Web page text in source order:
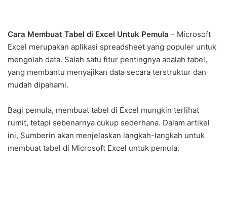
Cara Membuat Tabel di Excel Untuk Pemula – Microsoft
Excel merupakan aplikasi spreadsheet yang populer untuk
mengolah data. Salah satu fitur pentingnya adalah tabel,
yang membantu menyajikan data secara terstruktur dan
mudah dipahami.
Bagi pemula, membuat tabel di Excel mungkin terlihat
rumit, tetapi sebenarnya cukup sederhana. Dalam artikel
ini, Sumberin akan menjelaskan langkah-langkah untuk
membuat tabel di Microsoft Excel untuk pemula.